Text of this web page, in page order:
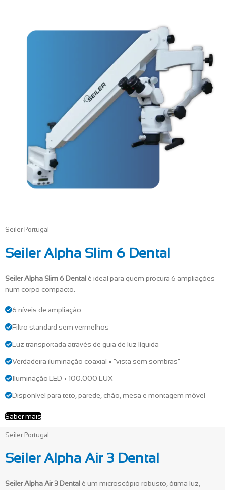
Seiler Portugal
Seiler Alpha Slim 6 Dental
Seiler Alpha Slim 6 Dentalé ideal para quem procura 6 ampliações
num corpo compacto.
6 níveis de ampliação
Filtro standard sem vermelhos
Luz transportada através de guia de luz líquida
Verdadeira iluminação coaxial = "vista sem sombras"
Iluminação LED + 100.000 LUX
Disponível para teto, parede, chão, mesa e montagem móvel
Saber mais
Seiler Portugal
Seiler Alpha Air 3 Dental
Seiler Alpha Air 3 Dentalé um microscópio robusto, ótima luz,